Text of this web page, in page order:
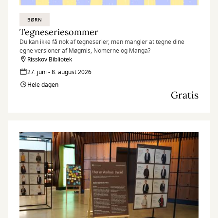
BØRN
Tegneseriesommer
Du kan ikke få nok af tegneserier, men mangler at tegne dine
egne versioner af Møgmis, Nomerne og Manga?
Risskov Bibliotek
27. juni - 8. august 2026
Hele dagen
Gratis